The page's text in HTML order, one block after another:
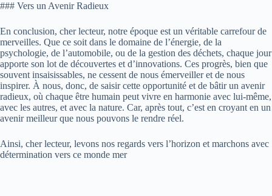
### Vers un Avenir Radieux
En conclusion, cher lecteur, notre époque est un véritable carrefour de
merveilles. Que ce soit dans le domaine de l’énergie, de la
psychologie, de l’automobile, ou de la gestion des déchets, chaque jour
apporte son lot de découvertes et d’innovations. Ces progrès, bien que
souvent insaisissables, ne cessent de nous émerveiller et de nous
inspirer. À nous, donc, de saisir cette opportunité et de bâtir un avenir
radieux, où chaque être humain peut vivre en harmonie avec lui-même,
avec les autres, et avec la nature. Car, après tout, c’est en croyant en un
avenir meilleur que nous pouvons le rendre réel.
Ainsi, cher lecteur, levons nos regards vers l’horizon et marchons avec
détermination vers ce monde mer